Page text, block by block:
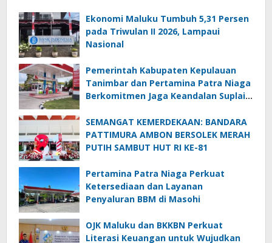
Ekonomi Maluku Tumbuh 5,31 Persen
pada Triwulan II 2026, Lampaui
Nasional
Pemerintah Kabupaten Kepulauan
Tanimbar dan Pertamina Patra Niaga
Berkomitmen Jaga Keandalan Suplai
SEMANGAT KEMERDEKAAN: BANDARA
PATTIMURA AMBON BERSOLEK MERAH
PUTIH SAMBUT HUT RI KE-81
Pertamina Patra Niaga Perkuat
Ketersediaan dan Layanan
Penyaluran BBM di Masohi
OJK Maluku dan BKKBN Perkuat
Literasi Keuangan untuk Wujudkan